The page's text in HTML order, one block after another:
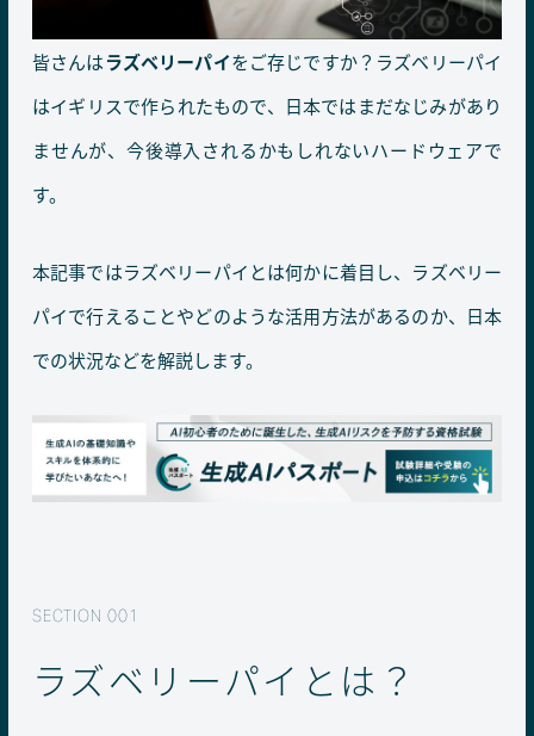
皆さんはラズベリーパイをご存じですか？ラズベリーパイ
はイギリスで作られたもので、日本ではまだなじみがあり
ませんが、今後導入されるかもしれないハードウェアで
す。
本記事ではラズベリーパイとは何かに着目し、ラズベリー
パイで行えることやどのような活用方法があるのか、日本
での状況などを解説します。
ラズベリーパイとは？